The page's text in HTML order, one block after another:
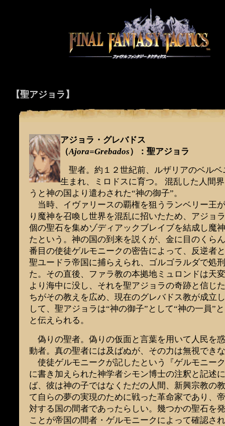
【聖アジョラ】
アジョラ・グレバドス
（Ajora=Grebados）：聖アジョラ
聖者。約１２世紀前、ルザリアのベルベ
生まれ、ミロドスに育つ。 混乱した人間
うと神の国より遣わされた“神の御子”。
当時、イヴァリースの覇権を狙うランベリー王
り魔神を召喚し世界を混乱に招いたため、アジョ
個の聖石を集めゾディアックブレイブを結成し魔
たという。神の国の到来を説くが、金に目のくら
番目の使徒ゲルモニークの密告によって、反逆者
聖ユードラ帝国に捕らえられ、ゴルゴラルダで処
た。その直後、ファラ教の本拠地ミュロンドは天
より海中に没し、それを聖アジョラの奇跡と信じ
ちがその教えを広め、現在のグレバドス教が成立
して、聖アジョラは“神の御子”として“神の一員”
と伝えられる。
偽りの聖者。偽りの仮面と言葉を用いて人民を
動者。真の聖者には及ばぬが、その力は無視でき
使徒ゲルモニークが記したという『ゲルモニー
に書き加えられた神学者シモン博士の注釈と記述
ば、彼は神の子ではなくただの人間、新興宗教の
て自らの夢の実現のために戦った革命家であり、
対する国の間者であったらしい。幾つかの聖石を
ことが帝国の間者・ゲルモニークによって確認さ